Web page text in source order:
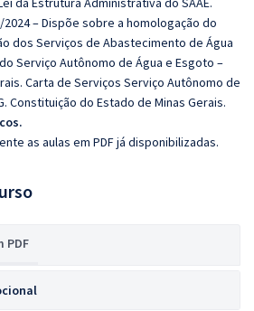
2024 – Dispõe sobre a homologação do
dos Serviços de Abastecimento de Água
Serviço Autônomo de Água e Esgoto –
Carta de Serviços Serviço Autônomo de
Constituição do Estado de Minas Gerais.
as aulas em PDF já disponibilizadas.
PDF